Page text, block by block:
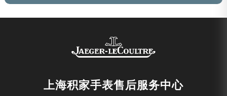
上海积家手表售后服务中心